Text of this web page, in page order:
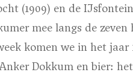
(1909) en de
mee langs de
komen we in het
Dokkum en bier: